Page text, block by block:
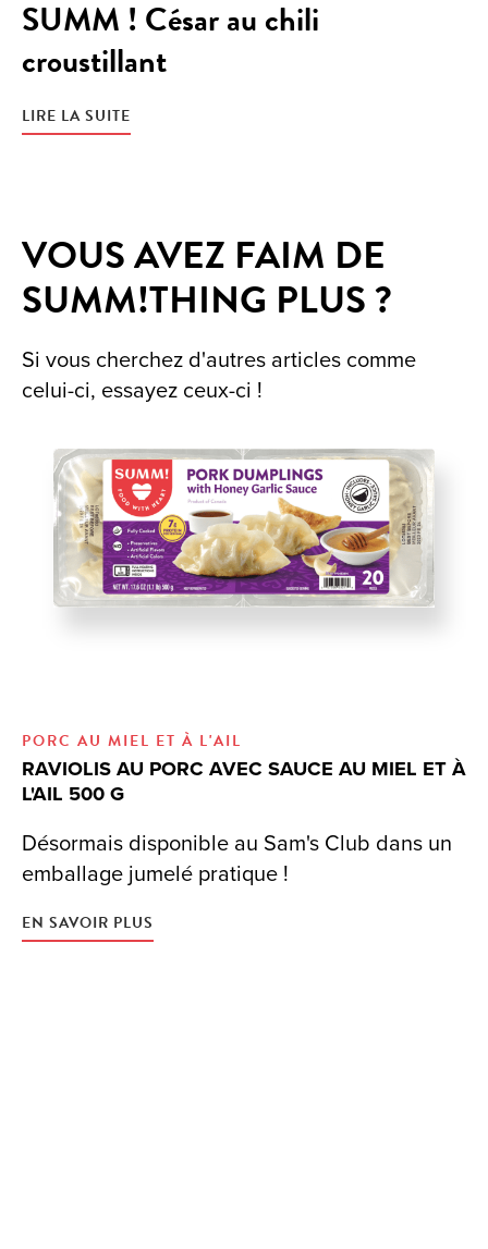
SUMM ! César au chili
croustillant
LIRE LA SUITE
VOUS AVEZ FAIM DE
SUMM!THING PLUS ?
Si vous cherchez d'autres articles comme
celui-ci, essayez ceux-ci !
PORC AU MIEL ET À L'AIL
RAVIOLIS AU PORC AVEC SAUCE AU MIEL ET À
L'AIL 500 G
Désormais disponible au Sam's Club dans un
emballage jumelé pratique !
EN SAVOIR PLUS